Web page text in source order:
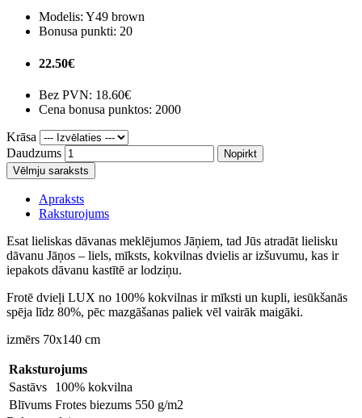
Modelis: Y49 brown
Bonusa punkti: 20
22.50€
Bez PVN: 18.60€
Cena bonusa punktos: 2000
Krāsa
Daudzums
Nopirkt
Vēlmju saraksts
Apraksts
Raksturojums
Esat lieliskas dāvanas meklējumos Jāņiem, tad Jūs atradāt lielisku
dāvanu Jāņos – liels, mīksts, kokvilnas dvielis ar izšuvumu, kas ir
iepakots dāvanu kastītē ar lodziņu.
Frotē dvieļi LUX no 100% kokvilnas ir mīksti un kupli, iesūkšanās
spēja līdz 80%, pēc mazgāšanas paliek vēl vairāk maigāki.
izmērs 70x140 cm
Raksturojums
Sastāvs
100% kokvilna
Blīvums Frotes biezums 550 g/m2